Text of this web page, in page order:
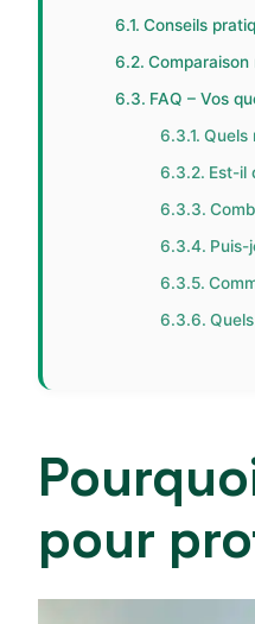
Conseils
FAQ – Vos
Quels
Est-il
Puis-
pour